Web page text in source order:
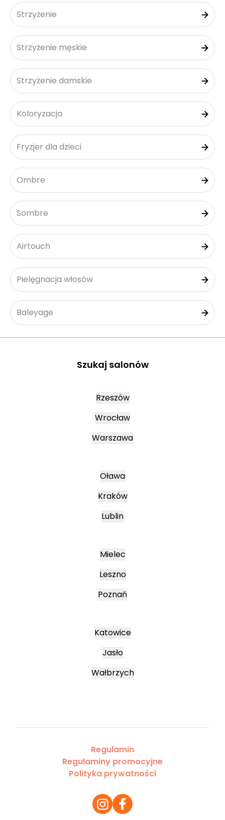
Strzyżenie
Strzyżenie męskie
Strzyżenie damskie
Koloryzacja
Fryzjer dla dzieci
Ombre
Sombre
Airtouch
Pielęgnacja włosów
Baleyage
Szukaj salonów
Rzeszów
Wrocław
Warszawa
Oława
Kraków
Lublin
Mielec
Leszno
Poznań
Katowice
Jasło
Wałbrzych
Regulamin
Regulaminy promocyjne
Polityka prywatności